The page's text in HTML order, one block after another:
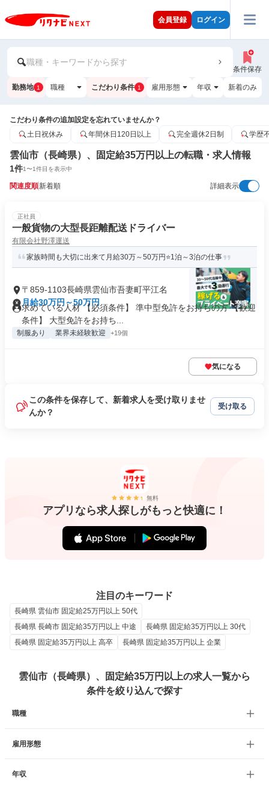
会員登録 ログイン
職種・キーワードから探す
条件保存
勤務地 1 職種 こだわり条件 1 雇用形態 年収 新着のみ
こだわり条件の追加設定を忘れていませんか？
土日祝休み
年間休日120日以上 完全週休2日制 学歴
雲仙市（長崎県）、固定給35万円以上の転職・求人情報
1件1〜1件目を表示中
関連度順新着順 詳細表示
正社員
一般貨物の大型長距離配送ドライバー
有限会社野澤運送
家族時間も大切に出来て月給30万～50万円⭐1泊～3泊の仕事
〒859-1103長崎県雲仙市吾妻町平江名
月給30万円～50万円
求めている人材 【必須条件】 準中型免許をお持ちの方 【歓迎
条件】 大型免許をお持ち...
制服あり 業界未経験歓迎 +19個
気になる
この条件を保存して、新着求人を受け取りませ
んか？
受け取る
無料
アプリなら求人探しがもっと快適に！
注目のキーワード
長崎県 雲仙市 固定給25万円以上 50代
長崎県 長崎市 固定給35万円以上 中途
長崎県 固定給35万円以上 30代
長崎県 固定給35万円以上 高卒
長崎県 固定給35万円以上 企業
雲仙市（長崎県）、固定給35万円以上の求人一覧から
条件を絞り込んで探す
職種
雇用形態
年収